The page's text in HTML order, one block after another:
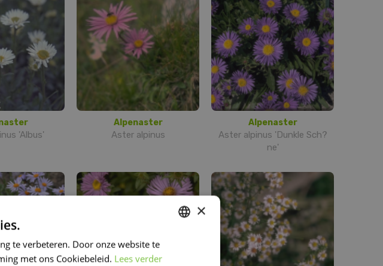
'Albus'
Alpenaster
Aster alpinus
Alpenaster
Aster alpinus 'Dunkle Sch?
ne'
×
te verbeteren. Door onze website te
met ons Cookiebeleid. Lees verder